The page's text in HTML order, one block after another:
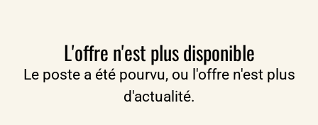
L'offre n'est plus disponible
Le poste a été pourvu, ou l'offre n'est plus
d'actualité.